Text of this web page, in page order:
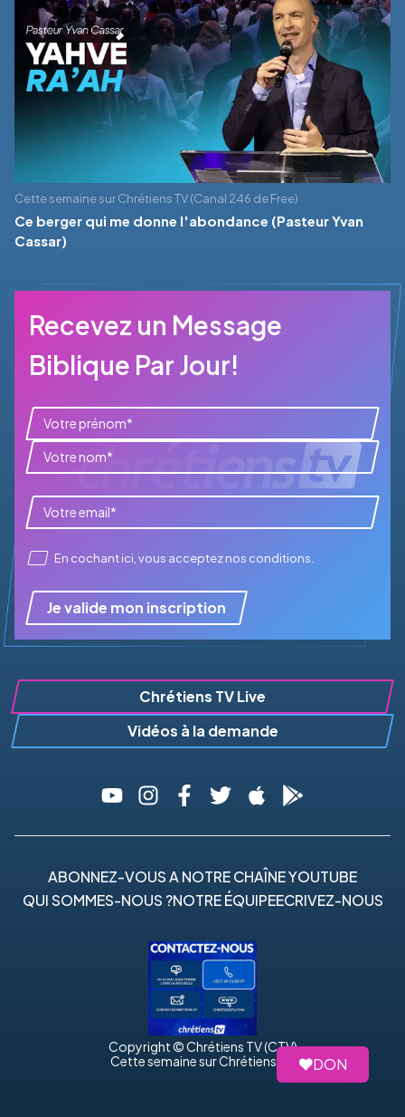
DON
Cette semaine sur Chrétiens TV (Canal 246 de Free)
Ce berger qui me donne l'abondance (Pasteur Yvan
Cassar)
Recevez un Message
Biblique Par Jour!
En cochant ici, vous accepteznos conditions
Je valide mon inscription
Chrétiens TV Live
Vidéos à la demande
ABONNEZ-VOUS A NOTRE CHAÎNE YOUTUBE
QUI SOMMES-NOUS ?NOTRE ÉQUIPEECRIVEZ-NOUS
Copyright © Chrétiens TV (CTV)
Cette semaine sur Chrétiens TV